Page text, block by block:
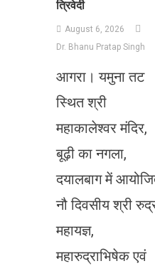
त्रिवेदी
August 6, 2026
Dr. Bhanu Pratap Singh
आगरा। यमुना तट
स्थित श्री
महाकालेश्वर मंदिर,
बूढ़ी का नगला,
दयालबाग में
नौ दिवसीय श्री
महायज्ञ,
महारुद्राभिषेक एवं